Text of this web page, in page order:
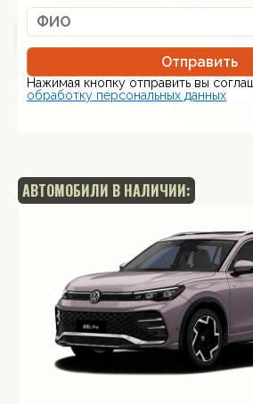
Отправить
Нажимая кнопку отправить вы
обработку персональных данных
АВТОМОБИЛИ В НАЛИЧИИ: